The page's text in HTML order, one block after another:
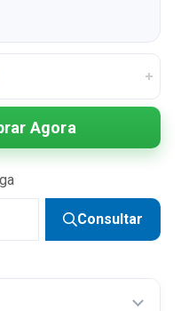
Agora
Consultar